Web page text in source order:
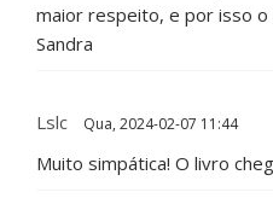
maior respeito, e por isso o
Sandra
Lslc Qua, 2024-02-07 11:44
Muito simpática! O livro